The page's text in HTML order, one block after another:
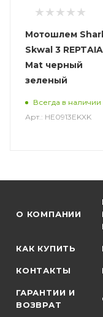
Мотошлем
Skwal 3 REPTAIA
Mat черный
зеленый
Всегда в наличии
Арт.: HE0913EKXK
О КОМПАНИИ
КАК КУПИТЬ
КОНТАКТЫ
ГАРАНТИИ И
ВОЗВРАТ